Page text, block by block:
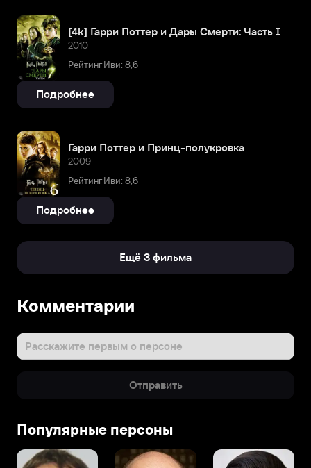
[4k] Гарри Поттер и Дары Смерти: Часть I
2010
Рейтинг Иви: 8,6
Подробнее
Гарри Поттер и Принц-полукровка
2009
Рейтинг Иви: 8,6
Подробнее
Ещё 3 фильма
Комментарии
Расскажите первым о персоне
Отправить
Популярные персоны